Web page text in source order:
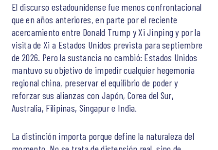
El discurso estadounidense fue menos confrontacional
que en años anteriores, en parte por el reciente
acercamiento entre Donald Trump y Xi Jinping y por la
visita de Xi a Estados Unidos prevista para septiembre
de 2026. Pero la sustancia no cambió: Estados Unidos
mantuvo su objetivo de impedir cualquier hegemonía
regional china, preservar el equilibrio de poder y
reforzar sus alianzas con Japón, Corea del Sur,
Australia, Filipinas, Singapur e India.
La distinción importa porque define la naturaleza del